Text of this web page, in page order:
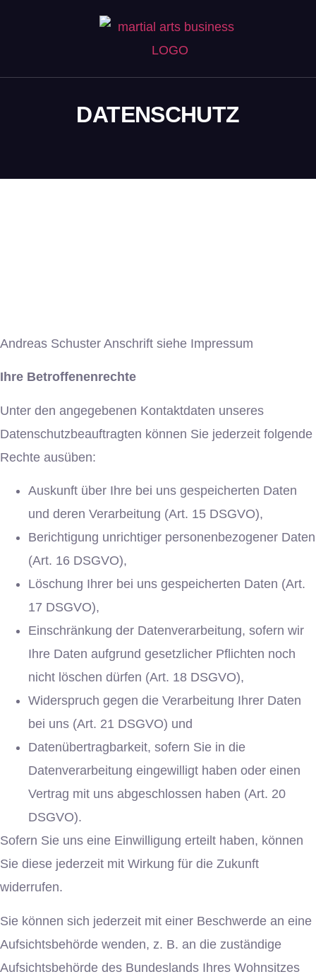
DATENSCHUTZ
Andreas Schuster Anschrift siehe Impressum
Ihre Betroffenenrechte
Unter den angegebenen Kontaktdaten unseres
Datenschutzbeauftragten können Sie jederzeit folgende
Rechte ausüben:
Auskunft über Ihre bei uns gespeicherten Daten
und deren Verarbeitung (Art. 15 DSGVO),
Berichtigung unrichtiger personenbezogener Daten
(Art. 16 DSGVO),
Löschung Ihrer bei uns gespeicherten Daten (Art.
17 DSGVO),
Einschränkung der Datenverarbeitung, sofern wir
Ihre Daten aufgrund gesetzlicher Pflichten noch
nicht löschen dürfen (Art. 18 DSGVO),
Widerspruch gegen die Verarbeitung Ihrer Daten
bei uns (Art. 21 DSGVO) und
Datenübertragbarkeit, sofern Sie in die
Datenverarbeitung eingewilligt haben oder einen
Vertrag mit uns abgeschlossen haben (Art. 20
DSGVO).
Sofern Sie uns eine Einwilligung erteilt haben, können
Sie diese jederzeit mit Wirkung für die Zukunft
widerrufen.
Sie können sich jederzeit mit einer Beschwerde an eine
Aufsichtsbehörde wenden, z. B. an die zuständige
Aufsichtsbehörde des Bundeslands Ihres Wohnsitzes